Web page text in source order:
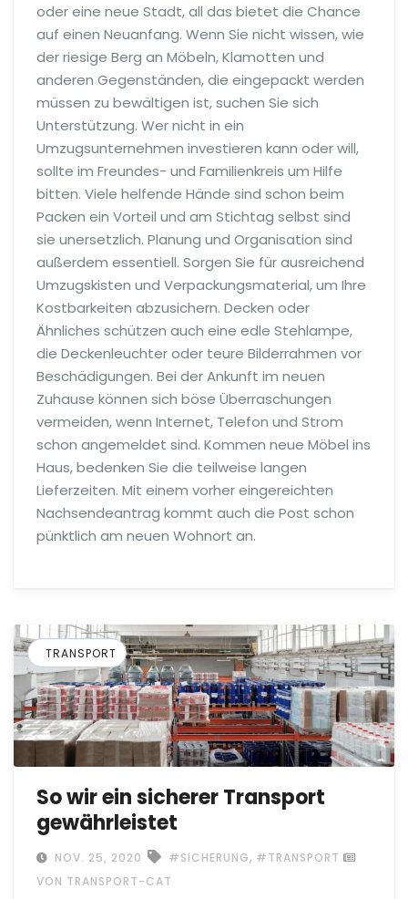
oder eine neue Stadt, all das bietet die Chance
auf einen Neuanfang. Wenn Sie nicht wissen, wie
der riesige Berg an Möbeln, Klamotten und
anderen Gegenständen, die eingepackt werden
müssen zu bewältigen ist, suchen Sie sich
Unterstützung. Wer nicht in ein
Umzugsunternehmen investieren kann oder will,
sollte im Freundes- und Familienkreis um Hilfe
bitten. Viele helfende Hände sind schon beim
Packen ein Vorteil und am Stichtag selbst sind
sie unersetzlich. Planung und Organisation sind
außerdem essentiell. Sorgen Sie für ausreichend
Umzugskisten und Verpackungsmaterial, um Ihre
Kostbarkeiten abzusichern. Decken oder
Ähnliches schützen auch eine edle Stehlampe,
die Deckenleuchter oder teure Bilderrahmen vor
Beschädigungen. Bei der Ankunft im neuen
Zuhause können sich böse Überraschungen
vermeiden, wenn Internet, Telefon und Strom
schon angemeldet sind. Kommen neue Möbel ins
Haus, bedenken Sie die teilweise langen
Lieferzeiten. Mit einem vorher eingereichten
Nachsendeantrag kommt auch die Post schon
pünktlich am neuen Wohnort an.
TRANSPORT
So wir ein sicherer Transport
gewährleistet
NOV. 25, 2020 #SICHERUNG, #TRANSPORT
VON TRANSPORT-CAT